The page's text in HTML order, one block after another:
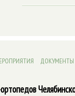
ДОКУМЕНТЫ